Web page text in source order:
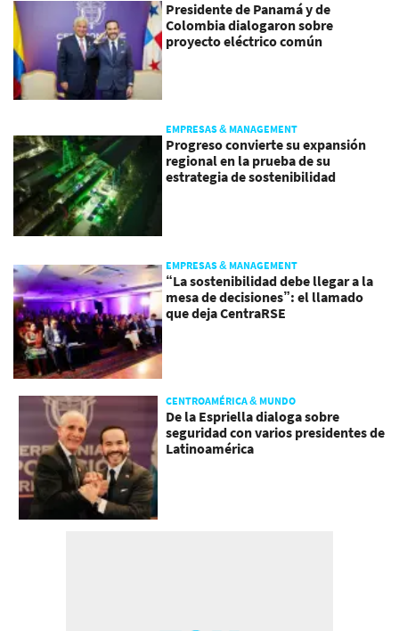
Presidente de Panamá y de
Colombia dialogaron sobre
proyecto eléctrico común
EMPRESAS & MANAGEMENT
Progreso convierte su expansión
regional en la prueba de su
estrategia de sostenibilidad
EMPRESAS & MANAGEMENT
“La sostenibilidad debe llegar a la
mesa de decisiones”: el llamado
que deja CentraRSE
CENTROAMÉRICA & MUNDO
De la Espriella dialoga sobre
seguridad con varios presidentes de
Latinoamérica